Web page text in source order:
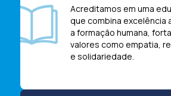
Acreditamos em uma
que combina excelência
a formação humana,
valores como empatia,
e solidariedade.